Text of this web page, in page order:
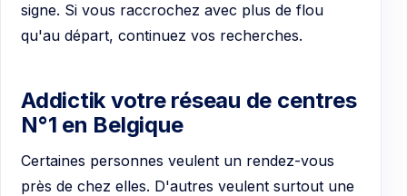
signe. Si vous raccrochez avec plus de flou
qu'au départ, continuez vos recherches.
Addictik votre réseau de centres
N°1 en Belgique
Certaines personnes veulent un rendez-vous
près de chez elles. D'autres veulent surtout une